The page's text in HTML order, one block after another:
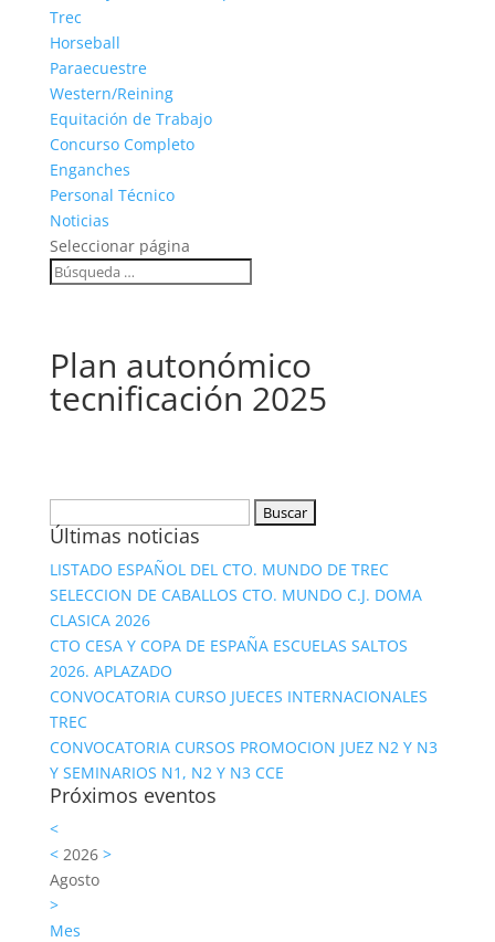
Trec
Horseball
Paraecuestre
Western/Reining
Equitación de Trabajo
Concurso Completo
Enganches
Personal Técnico
Noticias
Seleccionar página
Plan autonómico
tecnificación 2025
Últimas noticias
LISTADO ESPAÑOL DEL CTO. MUNDO DE TREC
SELECCION DE CABALLOS CTO. MUNDO C.J. DOMA
CLASICA 2026
CTO CESA Y COPA DE ESPAÑA ESCUELAS SALTOS
2026. APLAZADO
CONVOCATORIA CURSO JUECES INTERNACIONALES
TREC
CONVOCATORIA CURSOS PROMOCION JUEZ N2 Y N3
Y SEMINARIOS N1, N2 Y N3 CCE
Próximos eventos
<
<2026 >
Agosto
>
Mes